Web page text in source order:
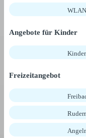
Angebote für Kinder
Freizeitangebot